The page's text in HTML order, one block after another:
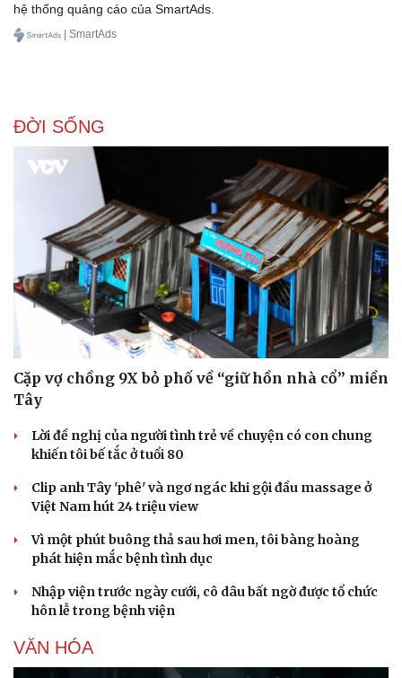
Doanh nghiệp 24h
Doanh nhân
Vì cộng đồng
Trải nghiệm
Chuyển đổi số
hệ thống quảng cáo của SmartAds.
| SmartAds
ĐỜI SỐNG
Cặp vợ chồng 9X bỏ phố về “giữ hồn nhà cổ” miền
Tây
Lời đề nghị của người tình trẻ về chuyện có con chung
khiến tôi bế tắc ở tuổi 80
Clip anh Tây 'phê' và ngơ ngác khi gội đầu massage ở
Việt Nam hút 24 triệu view
Vì một phút buông thả sau hơi men, tôi bàng hoàng
phát hiện mắc bệnh tình dục
Nhập viện trước ngày cưới, cô dâu bất ngờ được tổ chức
hôn lễ trong bệnh viện
VĂN HÓA